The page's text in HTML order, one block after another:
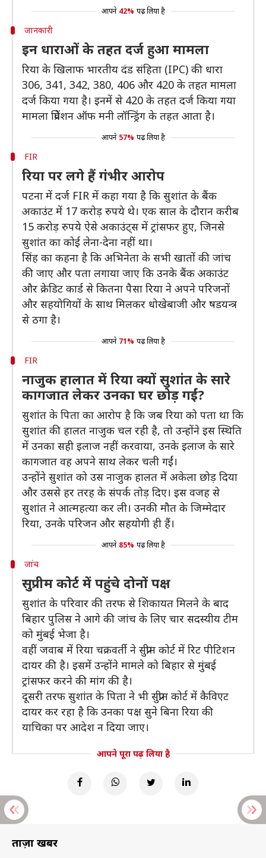
आपने 42% पढ़ लिया है
जानकारी
इन धाराओं के तहत दर्ज हुआ मामला
रिया के खिलाफ भारतीय दंड संहिता (IPC) की धारा
306, 341, 342, 380, 406 और 420 के तहत मामला
दर्ज किया गया है। इनमें से 420 के तहत दर्ज किया गया
मामला प्रिवेंशन ऑफ मनी लॉन्ड्रिंग के तहत आता है।
आपने 57% पढ़ लिया है
FIR
रिया पर लगे हैं गंभीर आरोप
पटना में दर्ज FIR में कहा गया है कि सुशांत के बैंक
अकाउंट में 17 करोड़ रुपये थे। एक साल के दौरान करीब
15 करोड़ रुपये ऐसे अकाउंट्स में ट्रांसफर हुए, जिनसे
सुशांत का कोई लेना-देना नहीं था।
सिंह का कहना है कि अभिनेता के सभी खातों की जांच
की जाए और पता लगाया जाए कि उनके बैंक अकाउंट
और क्रेडिट कार्ड से कितना पैसा रिया ने अपने परिजनों
और सहयोगियों के साथ मिलकर धोखेबाजी और षडयन्त्र
से ठगा है।
आपने 71% पढ़ लिया है
FIR
नाजुक हालात में रिया क्यों सुशांत के सारे
कागजात लेकर उनका घर छोड़ गईं?
सुशांत के पिता का आरोप है कि जब रिया को पता था कि
सुशांत की हालत नाजुक चल रही है, तो उन्होंने इस स्थिति
में उनका सही इलाज नहीं करवाया, उनके इलाज के सारे
कागजात वह अपने साथ लेकर चली गईं।
उन्होंने सुशांत को उस नाजुक हालत में अकेला छोड़ दिया
और उससे हर तरह के संपर्क तोड़ दिए। इस वजह से
सुशांत ने आत्महत्या कर ली। उनकी मौत के जिम्मेदार
रिया, उनके परिजन और सहयोगी ही हैं।
आपने 85% पढ़ लिया है
जांच
सुप्रीम कोर्ट में पहुंचे दोनों पक्ष
सुशांत के परिवार की तरफ से शिकायत मिलने के बाद
बिहार पुलिस ने आगे की जांच के लिए चार सदस्यीय टीम
को मुंबई भेजा है।
वहीं जवाब में रिया चक्रवर्ती ने सुप्रीम कोर्ट में रिट पीटिशन
दायर की है। इसमें उन्होंने मामले को बिहार से मुंबई
ट्रांसफर करने की मांग की है।
दूसरी तरफ सुशांत के पिता ने भी सुप्रीम कोर्ट में कैविएट
दायर कर रहा है कि उनका पक्ष सुने बिना रिया की
याचिका पर आदेश न दिया जाए।
आपने पूरा पढ़ लिया है
ताज़ा खबरें